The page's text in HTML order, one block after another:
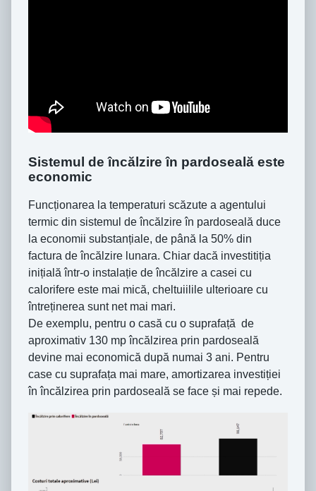
Sistemul de încălzire în pardoseală este
economic
Funcționarea la temperaturi scăzute a agentului
termic din sistemul de încălzire în pardoseală duce
la economii substanțiale, de până la 50% din
factura de încălzire lunara. Chiar dacă investitiția
inițială într-o instalație de încălzire a casei cu
calorifere este mai mică, cheltuiilile ulterioare cu
întreținerea sunt net mai mari.
De exemplu, pentru o casă cu o suprafață de
aproximativ 130 mp încălzirea prin pardoseală
devine mai economică după numai 3 ani. Pentru
case cu suprafața mai mare, amortizarea investiției
în încălzirea prin pardoseală se face și mai repede.